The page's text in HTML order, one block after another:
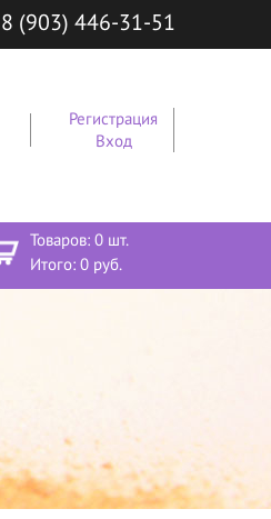
8 (903) 446-31-51
Регистрация
Вход
Товаров: 0 шт.
Итого: 0 руб.